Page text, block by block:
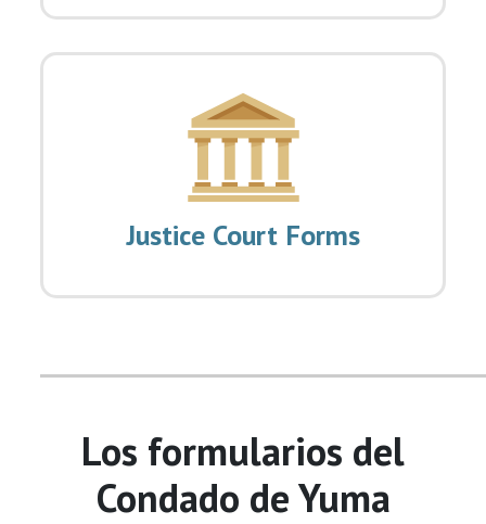
Justice Court Forms
Los formularios del
Condado de Yuma